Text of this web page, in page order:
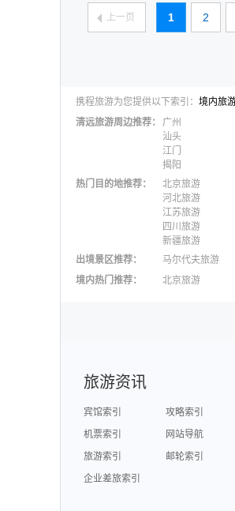
上一页 1 2
携程旅游为您提供以下索引： 境内旅
清远旅游周边推荐： 广州
汕头
江门
揭阳
热门目的地推荐： 北京旅游
河北旅游
江苏旅游
四川旅游
新疆旅游
出境景区推荐： 马尔代夫旅游
澳大利亚旅游
境内热门推荐： 北京旅游
旅游资讯
宾馆索引
攻略索引
机票索引
网站导航
旅游索引
邮轮索引
企业差旅索引